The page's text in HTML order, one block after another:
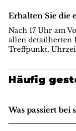
Erhalten Sie die
Nach 17 Uhr am
allen detaillierten
Treffpunkt,
Häufig
Was passiert bei